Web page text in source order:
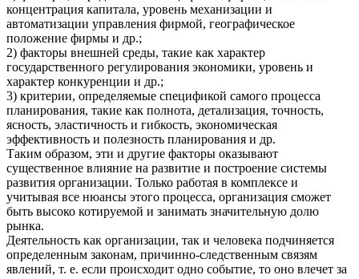
концентрация капитала, уровень механизации и
автоматизации управления фирмой, географическое
положение фирмы и др.;
2) факторы внешней среды, такие как характер
государственного регулирования экономики, уровень и
характер конкуренции и др.;
3) критерии, определяемые спецификой самого процесса
планирования, такие как полнота, детализация, точность,
ясность, эластичность и гибкость, экономическая
эффективность и полезность планирования и др.
Таким образом, эти и другие факторы оказывают
существенное влияние на развитие и построение системы
развития организации. Только работая в комплексе и
учитывая все нюансы этого процесса, организация сможет
быть высоко котируемой и занимать значительную долю
рынка.
Деятельность как организации, так и человека подчиняется
определенным законам, причинно-следственным связям
явлений, т. е. если происходит одно событие, то оно влечет за